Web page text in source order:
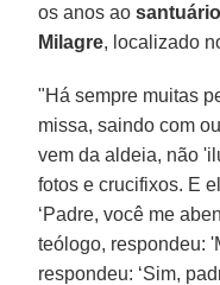
os anos ao
Milagre, localizado
"Há sempre muitas
missa, saindo com
vem da aldeia, não
fotos e crucifixos. E
‘Padre, você me
teólogo, respondeu:
respondeu: ‘Sim,